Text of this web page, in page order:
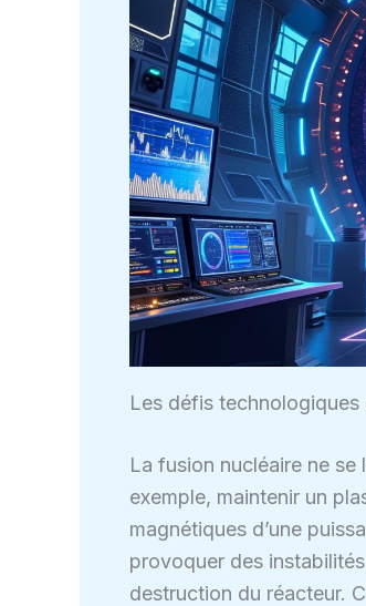
Les défis
La fusion nucléaire ne
exemple, maintenir un
magnétiques d’une
provoquer des
destruction du réacteur.